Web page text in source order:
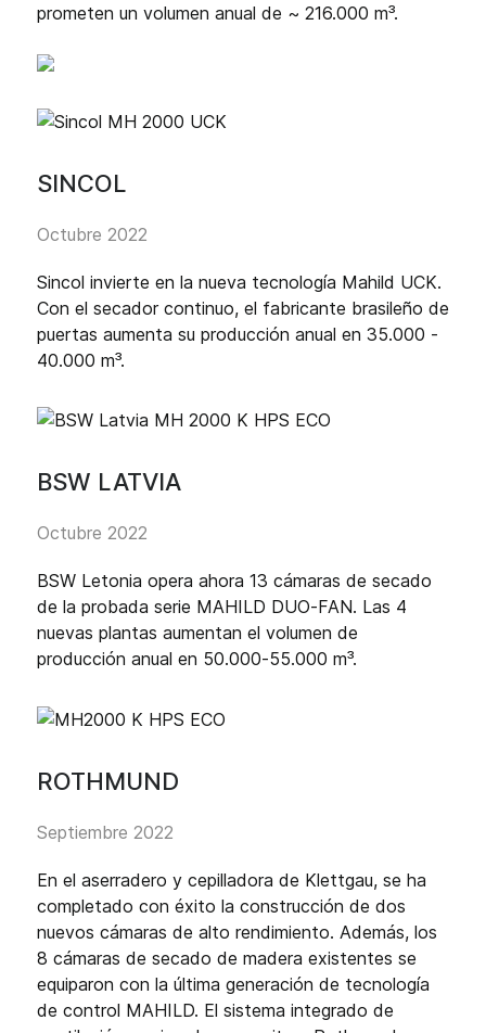
prometen un volumen anual de ~ 216.000 m³.
SINCOL
Octubre 2022
Sincol invierte en la nueva tecnología Mahild UCK.
Con el secador continuo, el fabricante brasileño de
puertas aumenta su producción anual en 35.000 -
40.000 m³.
BSW LATVIA
Octubre 2022
BSW Letonia opera ahora 13 cámaras de secado
de la probada serie MAHILD DUO-FAN. Las 4
nuevas plantas aumentan el volumen de
producción anual en 50.000-55.000 m³.
ROTHMUND
Septiembre 2022
En el aserradero y cepilladora de Klettgau, se ha
completado con éxito la construcción de dos
nuevos cámaras de alto rendimiento. Además, los
8 cámaras de secado de madera existentes se
equiparon con la última generación de tecnología
de control MAHILD. El sistema integrado de